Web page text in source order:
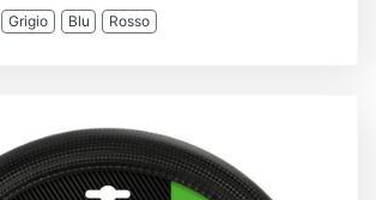
Grigio Blu Rosso